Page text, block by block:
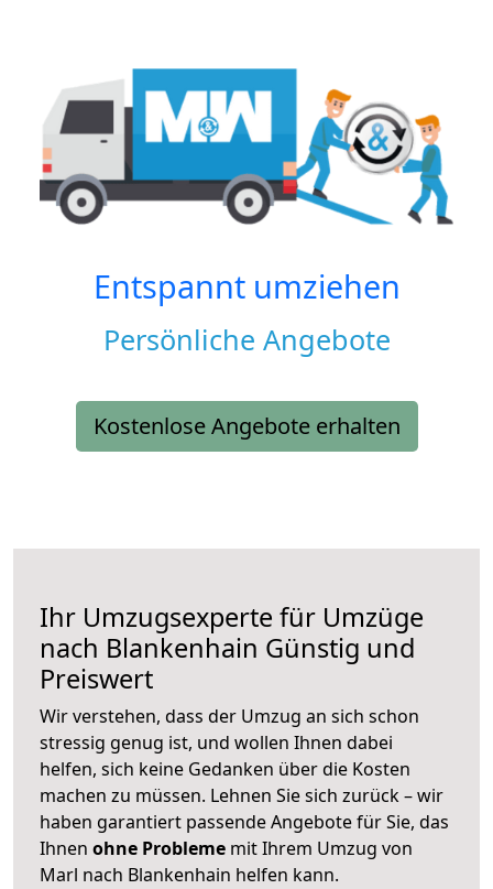
Entspannt umziehen
Persönliche Angebote
Kostenlose Angebote erhalten
Ihr Umzugsexperte für Umzüge
nach Blankenhain Günstig und
Preiswert
Wir verstehen, dass der Umzug an sich schon
stressig genug ist, und wollen Ihnen dabei
helfen, sich keine Gedanken über die Kosten
machen zu müssen. Lehnen Sie sich zurück – wir
haben garantiert passende Angebote für Sie, das
Ihnen ohne Probleme mit Ihrem Umzug von
Marl nach Blankenhain helfen kann.